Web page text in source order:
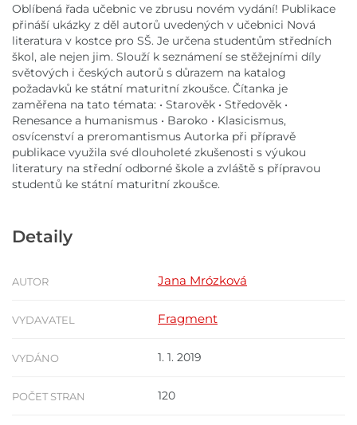
Oblíbená řada učebnic ve zbrusu novém vydání! Publikace
přináší ukázky z děl autorů uvedených v učebnici Nová
literatura v kostce pro SŠ. Je určena studentům středních
škol, ale nejen jim. Slouží k seznámení se stěžejními díly
světových i českých autorů s důrazem na katalog
požadavků ke státní maturitní zkoušce. Čítanka je
zaměřena na tato témata: • Starověk • Středověk •
Renesance a humanismus • Baroko • Klasicismus,
osvícenství a preromantismus Autorka při přípravě
publikace využila své dlouholeté zkušenosti s výukou
literatury na střední odborné škole a zvláště s přípravou
studentů ke státní maturitní zkoušce.
Detaily
AUTOR Jana Mrózková
VYDAVATEL Fragment
VYDÁNO 1. 1. 2019
POČET STRAN 120